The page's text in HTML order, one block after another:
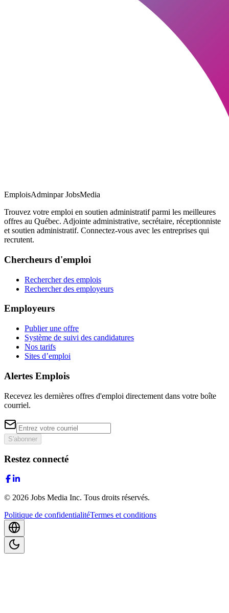
EmploisAdminpar JobsMedia
Trouvez votre emploi en soutien administratif parmi les meilleures
offres au Québec. Adjointe administrative, secrétaire, réceptionniste
et soutien administratif. Connectez-vous avec les entreprises qui
recrutent.
Chercheurs d'emploi
Rechercher des emplois
Rechercher des employeurs
Employeurs
Publier une offre
Système de suivi des candidatures
Nos tarifs
Sites d’emploi
Alertes Emplois
Recevez les dernières offres d'emploi directement dans votre boîte
courriel.
S'abonner
Restez connecté
© 2026 Jobs Media Inc. Tous droits réservés.
Politique de confidentialitéTermes et conditions